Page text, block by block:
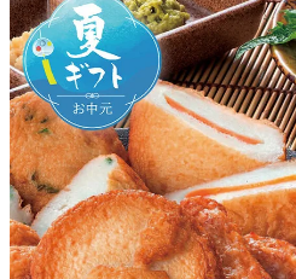
予算から選ぶ
カテゴリから選ぶ
贈る相手から選ぶ